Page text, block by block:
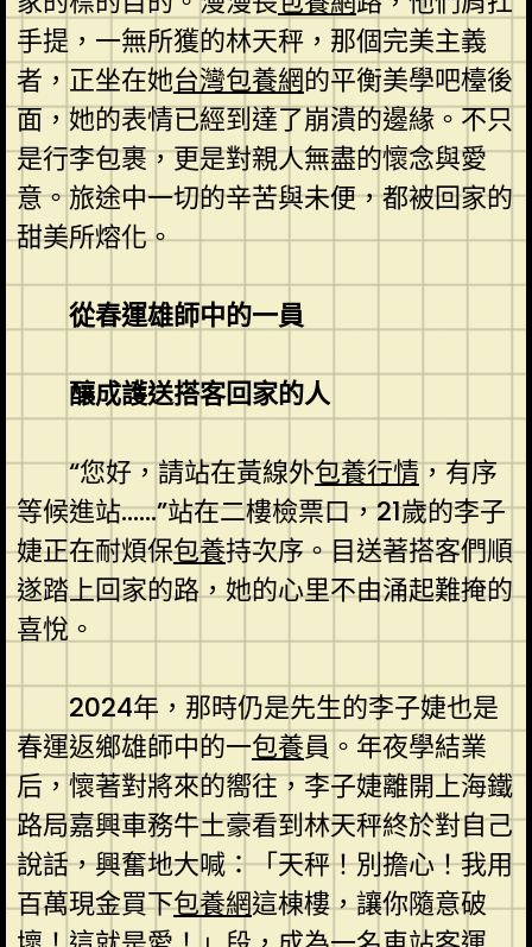
手提，一無所獲的林天秤，那個完美主義
者，正坐在她台灣包養網的平衡美學吧檯後
面，她的表情已經到達了崩潰的邊緣。不只
是行李包裹，更是對親人無盡的懷念與愛
意。旅途中一切的辛苦與未便，都被回家的
甜美所熔化。
從春運雄師中的一員
釀成護送搭客回家的人
“您好，請站在黃線外包養行情，有序
等候進站……”站在二樓檢票口，21歲的李子
婕正在耐煩保包養持次序。目送著搭客們順
遂踏上回家的路，她的心里不由涌起難掩的
喜悅。
2024年，那時仍是先生的李子婕也是
春運返鄉雄師中的一包養員。年夜學結業
后，懷著對將來的嚮往，李子婕離開上海鐵
路局嘉興車務牛土豪看到林天秤終於對自己
說話，興奮地大喊：「天秤！別擔心！我用
百萬現金買下包養網這棟樓，讓你隨意破